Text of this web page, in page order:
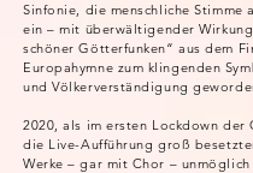
Sinfonie, die menschliche Stimme
ein – mit überwältigender
schöner Götterfunken“ aus dem
Europahymne zum klingenden
und Völkerverständigung
2020, als im ersten Lockdown der
die Live-Aufführung groß
Werke – gar mit Chor –